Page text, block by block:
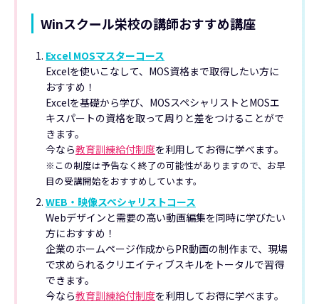
Winスクール栄校の講師おすすめ講座
Excel MOSマスターコース
Excelを使いこなして、MOS資格まで取得したい方に
おすすめ！
Excelを基礎から学び、MOSスペシャリストとMOSエ
キスパートの資格を取って周りと差をつけることがで
きます。
今なら教育訓練給付制度を利用してお得に学べます。
※この制度は予告なく終了の可能性がありますので、お早
目の受講開始をおすすめしています。
WEB・映像スペシャリストコース
Webデザインと需要の高い動画編集を同時に学びたい
方におすすめ！
企業のホームページ作成からPR動画の制作まで、現場
で求められるクリエイティブスキルをトータルで習得
できます。
今なら教育訓練給付制度を利用してお得に学べます。